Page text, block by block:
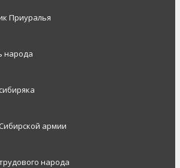
Приуралья
народа
армии
народа